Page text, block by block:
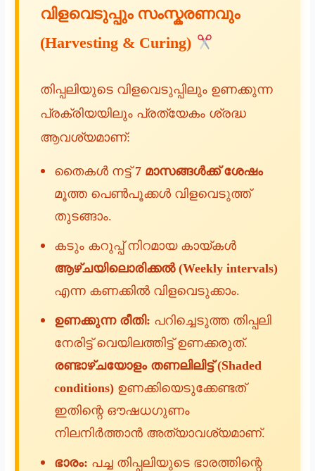
വിളവെടുപ്പും സംസ്കരണവും
(Harvesting & Curing)
തിപ്പലിയുടെ വിളവെടുപ്പിലും ഉണക്കുന്ന
പ്രക്രിയയിലും പ്രത്യേകം ശ്രദ്ധ
ആവശ്യമാണ്:
തൈകൾ നട്ട്7 മാസങ്ങൾക്ക് ശേഷം
മൂത്ത പെൺപൂക്കൾ വിളവെടുത്ത്
തുടങ്ങാം.
കടും കറുപ്പ് നിറമായ കായ്കൾ
ആഴ്ചയിലൊരിക്കൽ (Weekly intervals)
എന്ന കണക്കിൽ വിളവെടുക്കാം.
ഉണക്കുന്ന രീതി: പറിച്ചെടുത്ത തിപ്പലി
നേരിട്ട് വെയിലത്തിട്ട് ഉണക്കരുത്.
രണ്ടാഴ്ചയോളം തണലിലിട്ട് (Shaded
conditions) ഉണക്കിയെടുക്കേണ്ടത്
ഇതിന്റെ ഔഷധഗുണം
നിലനിർത്താൻ അത്യാവശ്യമാണ്.
ഭാരം: പച്ച തിപ്പലിയുടെ ഭാരത്തിന്റെ